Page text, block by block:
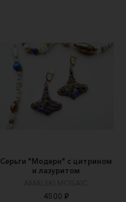
Серьги "Модерн" с цитрином
и лазуритом
AMALSKI MOSAIC
4500 ₽